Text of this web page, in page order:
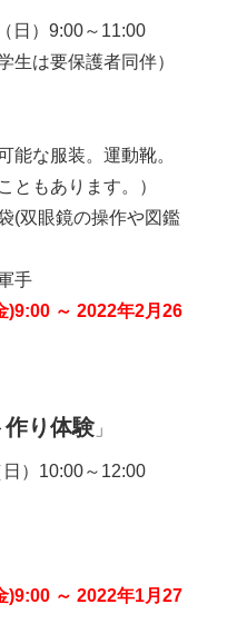
日）9:00～11:00
生は要保護者同伴）
能な服装。運動靴。
ともあります。）
(双眼鏡の操作や図鑑
手
)9:00 ～ 2022年2月26
作り体験 」
）10:00～12:00
)9:00 ～ 2022年1月27